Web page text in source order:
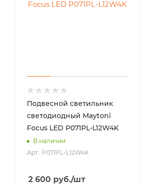
Подвесной светильник
светодиодный Maytoni
Focus LED P071PL-L12W4K
В наличии
Арт.: P071PL-L12W4K
2 600 руб./шт